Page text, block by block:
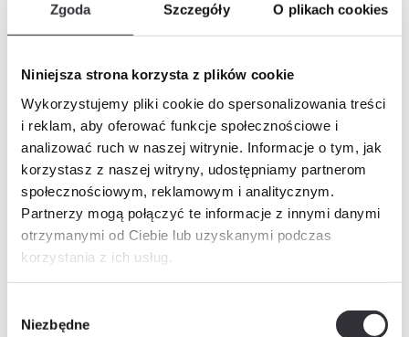
Zgoda Szczegóły O plikach cookies
Niniejsza strona korzysta z plików cookie
Wykorzystujemy pliki cookie do spersonalizowania treści
i reklam, aby oferować funkcje społecznościowe i
analizować ruch w naszej witrynie. Informacje o tym, jak
korzystasz z naszej witryny, udostępniamy partnerom
społecznościowym, reklamowym i analitycznym.
Partnerzy mogą połączyć te informacje z innymi danymi
otrzymanymi od Ciebie lub uzyskanymi podczas
korzystania z ich usług.
zgody
Niezbędne
Miejsce postojowe Zobacz
Prospekt informacyjny
Historia cen
Inne świadczenia pieniężne
PDF
Zapytaj o mieszkanie
Imię i nazwisko